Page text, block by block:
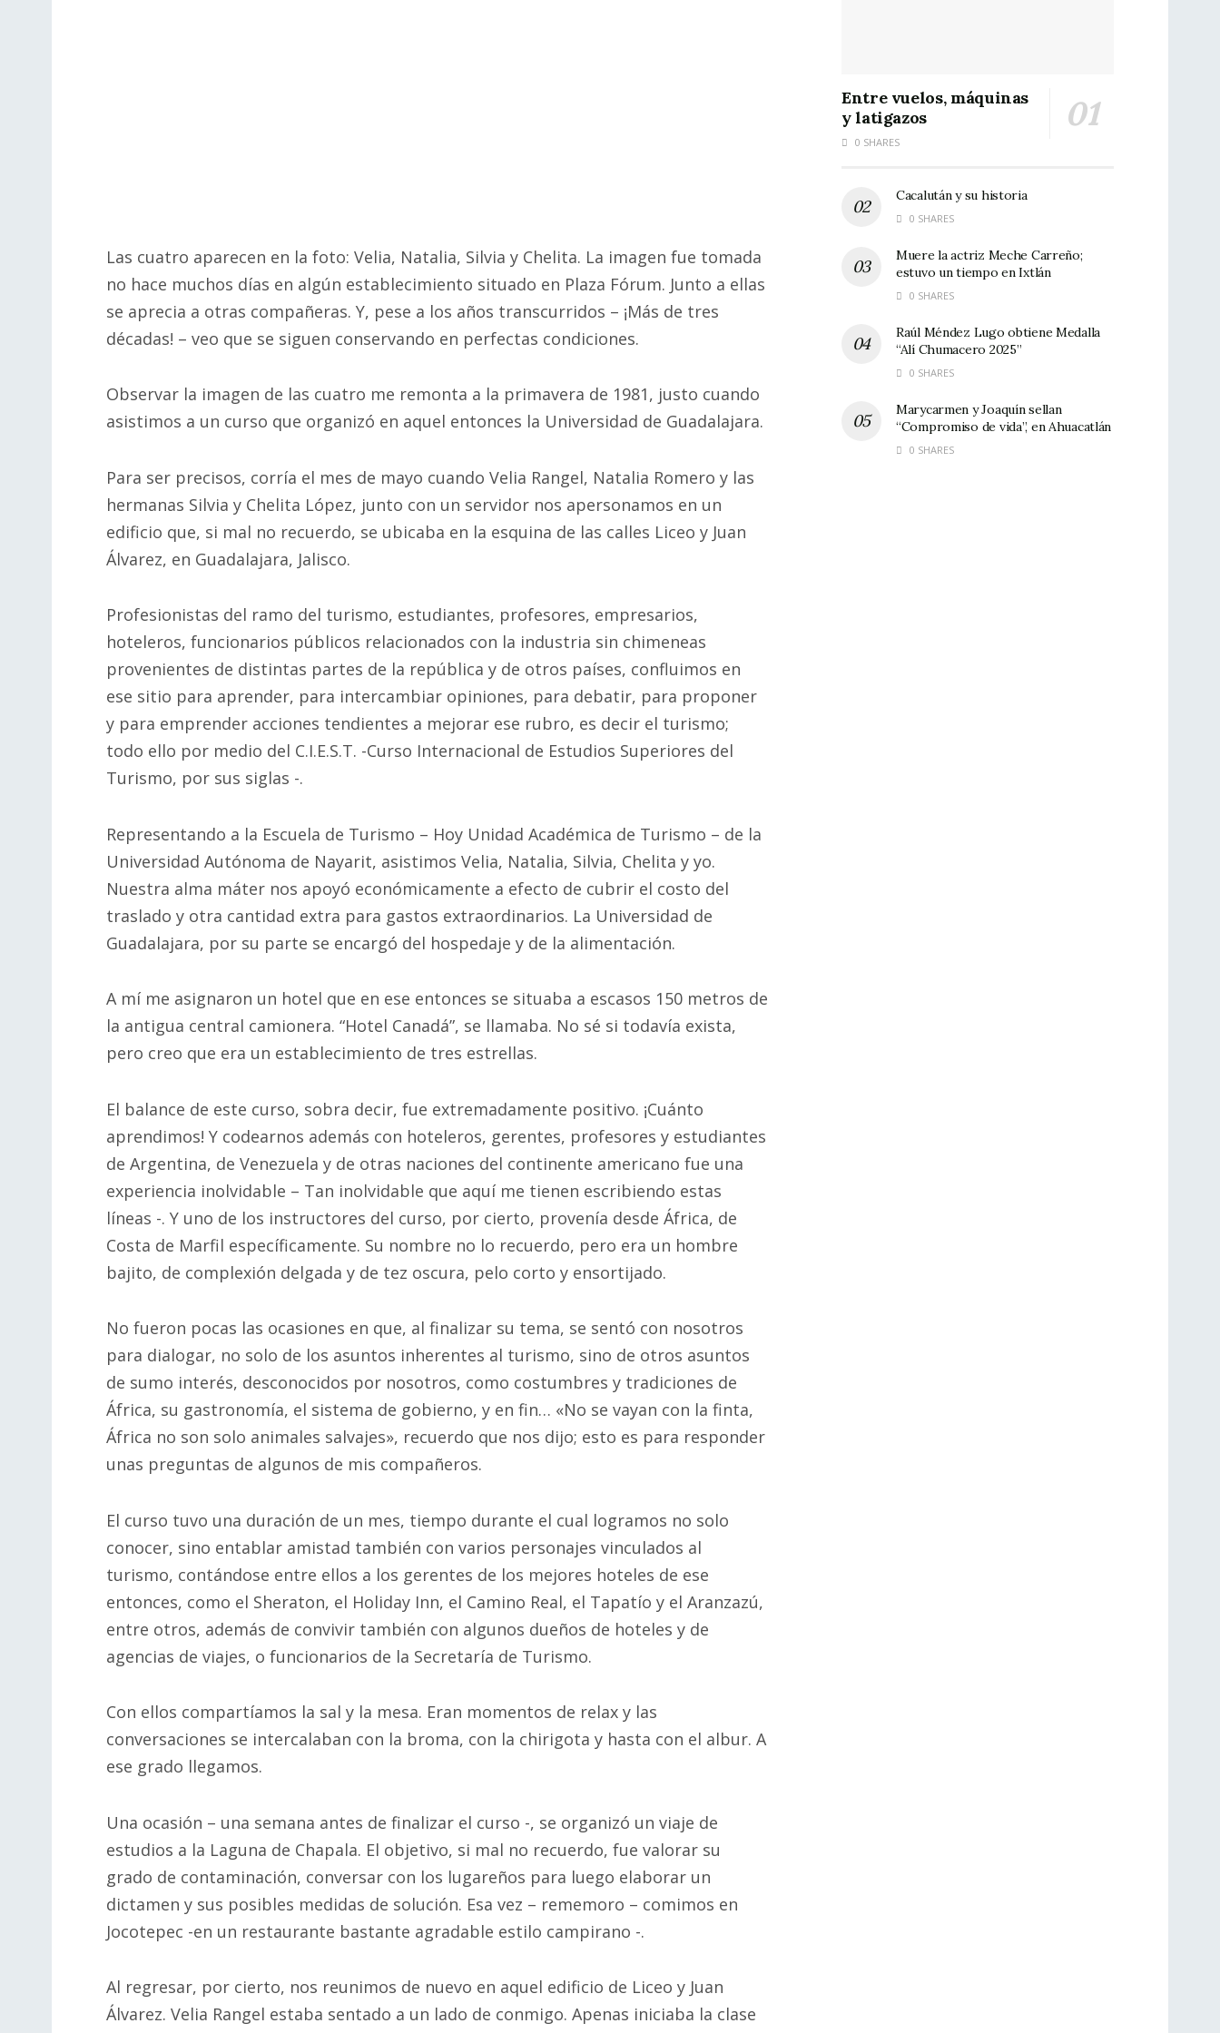
Las cuatro aparecen en la foto: Velia, Natalia, Silvia y Chelita. La imagen fue tomada
no hace muchos días en algún establecimiento situado en Plaza Fórum. Junto a ellas
se aprecia a otras compañeras. Y, pese a los años transcurridos – ¡Más de tres
décadas! – veo que se siguen conservando en perfectas condiciones.
Observar la imagen de las cuatro me remonta a la primavera de 1981, justo cuando
asistimos a un curso que organizó en aquel entonces la Universidad de Guadalajara.
Para ser precisos, corría el mes de mayo cuando Velia Rangel, Natalia Romero y las
hermanas Silvia y Chelita López, junto con un servidor nos apersonamos en un
edificio que, si mal no recuerdo, se ubicaba en la esquina de las calles Liceo y Juan
Álvarez, en Guadalajara, Jalisco.
Profesionistas del ramo del turismo, estudiantes, profesores, empresarios,
hoteleros, funcionarios públicos relacionados con la industria sin chimeneas
provenientes de distintas partes de la república y de otros países, confluimos en
ese sitio para aprender, para intercambiar opiniones, para debatir, para proponer
y para emprender acciones tendientes a mejorar ese rubro, es decir el turismo;
todo ello por medio del C.I.E.S.T. -Curso Internacional de Estudios Superiores del
Turismo, por sus siglas -.
Representando a la Escuela de Turismo – Hoy Unidad Académica de Turismo – de la
Universidad Autónoma de Nayarit, asistimos Velia, Natalia, Silvia, Chelita y yo.
Nuestra alma máter nos apoyó económicamente a efecto de cubrir el costo del
traslado y otra cantidad extra para gastos extraordinarios. La Universidad de
Guadalajara, por su parte se encargó del hospedaje y de la alimentación.
A mí me asignaron un hotel que en ese entonces se situaba a escasos 150 metros de
la antigua central camionera. “Hotel Canadá”, se llamaba. No sé si todavía exista,
pero creo que era un establecimiento de tres estrellas.
El balance de este curso, sobra decir, fue extremadamente positivo. ¡Cuánto
aprendimos! Y codearnos además con hoteleros, gerentes, profesores y estudiantes
de Argentina, de Venezuela y de otras naciones del continente americano fue una
experiencia inolvidable – Tan inolvidable que aquí me tienen escribiendo estas
líneas -. Y uno de los instructores del curso, por cierto, provenía desde África, de
Costa de Marfil específicamente. Su nombre no lo recuerdo, pero era un hombre
bajito, de complexión delgada y de tez oscura, pelo corto y ensortijado.
No fueron pocas las ocasiones en que, al finalizar su tema, se sentó con nosotros
para dialogar, no solo de los asuntos inherentes al turismo, sino de otros asuntos
de sumo interés, desconocidos por nosotros, como costumbres y tradiciones de
África, su gastronomía, el sistema de gobierno, y en fin… «No se vayan con la finta,
África no son solo animales salvajes», recuerdo que nos dijo; esto es para responder
unas preguntas de algunos de mis compañeros.
El curso tuvo una duración de un mes, tiempo durante el cual logramos no solo
conocer, sino entablar amistad también con varios personajes vinculados al
turismo, contándose entre ellos a los gerentes de los mejores hoteles de ese
entonces, como el Sheraton, el Holiday Inn, el Camino Real, el Tapatío y el Aranzazú,
entre otros, además de convivir también con algunos dueños de hoteles y de
agencias de viajes, o funcionarios de la Secretaría de Turismo.
Con ellos compartíamos la sal y la mesa. Eran momentos de relax y las
conversaciones se intercalaban con la broma, con la chirigota y hasta con el albur. A
ese grado llegamos.
Una ocasión – una semana antes de finalizar el curso -, se organizó un viaje de
estudios a la Laguna de Chapala. El objetivo, si mal no recuerdo, fue valorar su
grado de contaminación, conversar con los lugareños para luego elaborar un
dictamen y sus posibles medidas de solución. Esa vez – rememoro – comimos en
Jocotepec -en un restaurante bastante agradable estilo campirano -.
Al regresar, por cierto, nos reunimos de nuevo en aquel edificio de Liceo y Juan
Álvarez. Velia Rangel estaba sentado a un lado de conmigo. Apenas iniciaba la clase
Entre vuelos, máquinas
y latigazos
0 SHARES
Cacalután y su historia
0 SHARES
Muere la actriz Meche Carreño;
estuvo un tiempo en Ixtlán
0 SHARES
Raúl Méndez Lugo obtiene Medalla
“Alí Chumacero 2025”
0 SHARES
Marycarmen y Joaquín sellan
“Compromiso de vida”, en Ahuacatlán
0 SHARES